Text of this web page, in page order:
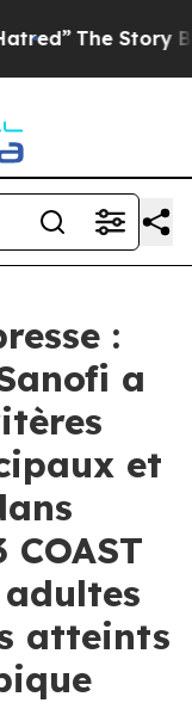
Behind
:
a
et
COAST
adultes
atteints